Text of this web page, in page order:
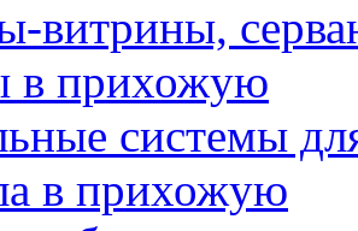
витрины,
в прихожую
системы
в прихожую